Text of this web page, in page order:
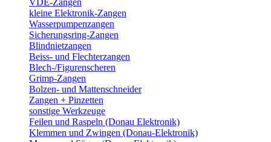
VDE-Zangen
kleine Elektronik-Zangen
Wasserpumpenzangen
Sicherungsring-Zangen
Blindnietzangen
Beiss- und Flechterzangen
Blech-/Figurenscheren
Grimp-Zangen
Bolzen- und Mattenschneider
Zangen + Pinzetten
sonstige Werkzeuge
Feilen und Raspeln (Donau Elektronik)
Klemmen und Zwingen (Donau-Elektronik)